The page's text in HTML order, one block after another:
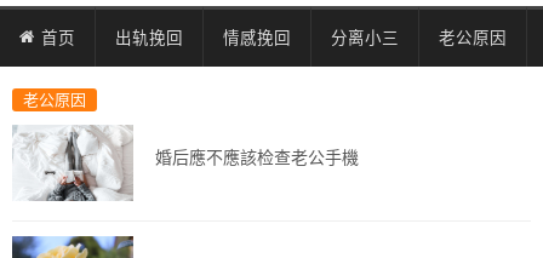
首页 出轨挽回 情感挽回 分离小三 老公原因
老公原因
婚后應不應該检查老公手機